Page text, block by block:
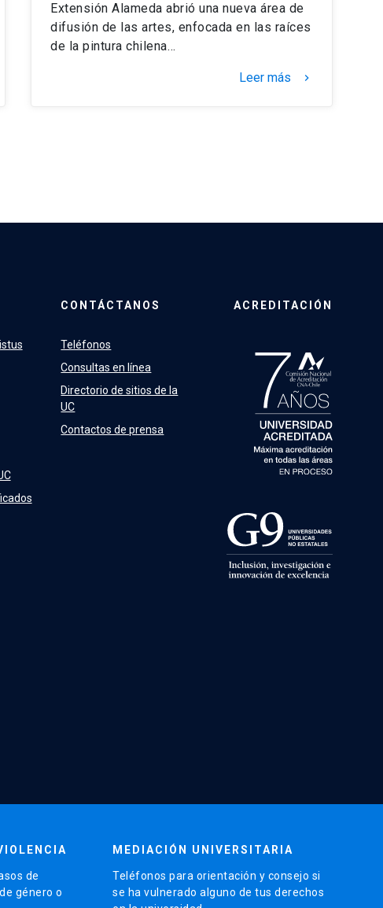
Extensión Alameda abrió una nueva área de
difusión de las artes, enfocada en las raíces
de la pintura chilena…
Leer más keyboard_arrow_right
CONTÁCTANOS
Teléfonos
Consultas en línea
Directorio de sitios de la
UC
Contactos de prensa
ACREDITACIÓN
de
género o
MEDIACIÓN UNIVERSITARIA
Teléfonos para orientación y consejo si
se ha vulnerado alguno de tus derechos